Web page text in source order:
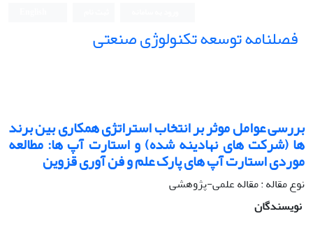
فصلنامه توسعه تکنولوژی صنعتی
بررسی عوامل موثر بر انتخاب استراتژی همکاری بین برند
ها (شرکت های نهادینه شده) و استارت آپ ها: مطالعه
موردی استارت آپ های پارک علم و فن آوری قزوین
نوع مقاله : مقاله علمی-پژوهشی
نویسندگان